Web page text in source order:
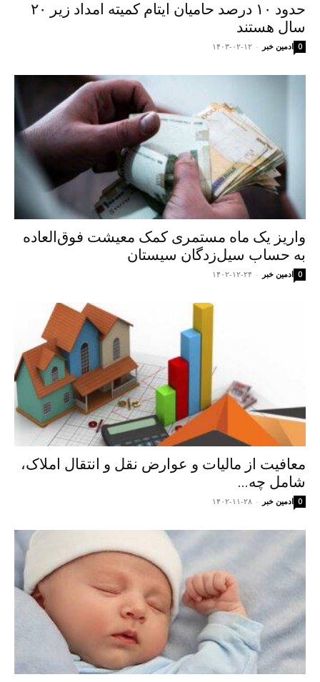
حدود ۱۰ درصد حامیان ایتام کمیته امداد زیر ۲۰
سال هستند
ادمین خبر - ۱۴۰۳-۰۲-۱۲ 0
واریز یک ماه مستمری کمک معیشت فوق‌العاده
به حساب سیل‌زدگان سیستان
ادمین خبر - ۱۴۰۲-۱۲-۲۴ 0
معافیت از مالیات و عوارض نقل و انتقال املاک،
شامل چه...
ادمین خبر - ۱۴۰۲-۱۱-۲۸ 0